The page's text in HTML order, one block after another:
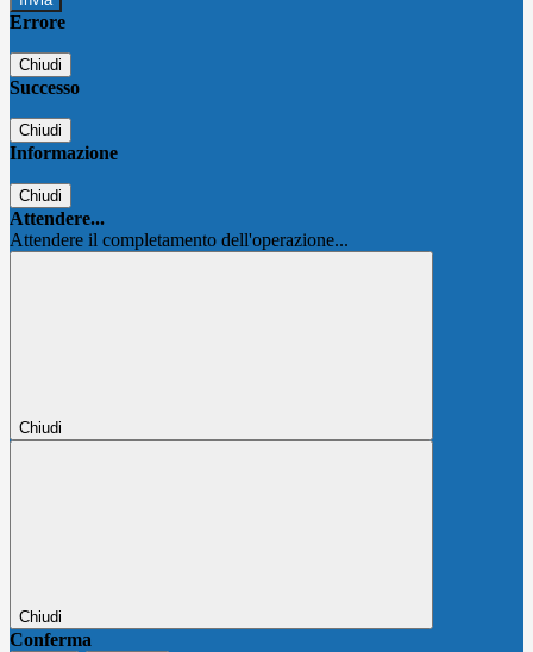
Errore
Chiudi
Successo
Chiudi
Informazione
Chiudi
Attendere...
Attendere il completamento dell'operazione...
Chiudi
Chiudi
Conferma